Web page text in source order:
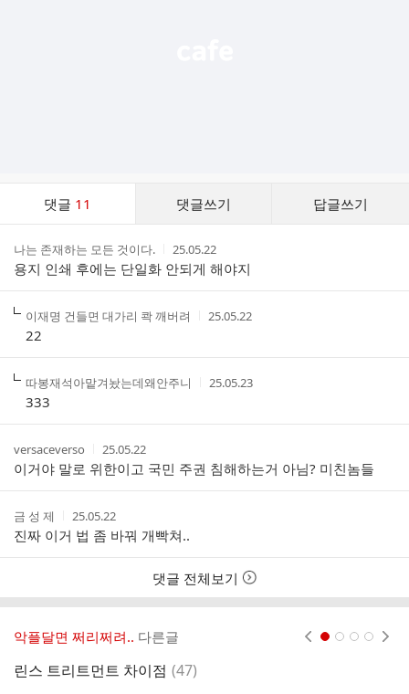
댓글 11 댓글쓰기 답글쓰기
스
작
성
자
나는 존재하는 모든 것이다.
작
성
시
간
25.05.22
용지 인쇄 후에는 단일화 안되게 해야지
작
성
자
이재명 건들면 대가리 콱 깨버려
작
간
25.05.22
22
작
성
자
따봉재석아맡겨놨는데왜안주니
작
간
25.05.23
333
작
성
자
versaceverso
작
성
시
간
25.05.22
이거야 말로 위한이고 국민 주권 침해하는거 아님? 미친놈들
작
성
자
금 성 제
작
성
시
간
25.05.22
진짜 이거 법 좀 바꿔 개빡쳐..
댓글 전체보기
악플달면 쩌리쩌려.. 다른글
린스 트리트먼트 차이점 댓
(47)